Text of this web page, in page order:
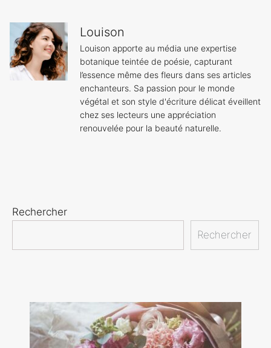
Louison
Louison apporte au média une expertise
botanique teintée de poésie, capturant
l’essence même des fleurs dans ses articles
enchanteurs. Sa passion pour le monde
végétal et son style d'écriture délicat éveillent
chez ses lecteurs une appréciation
renouvelée pour la beauté naturelle.
Rechercher
Rechercher